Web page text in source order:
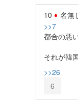
10 名無
>>7
都合の悪
それが韓
>>26
6